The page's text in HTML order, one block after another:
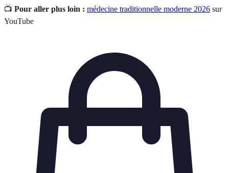
📺 Pour aller plus loin : médecine traditionnelle moderne 2026 sur
YouTube